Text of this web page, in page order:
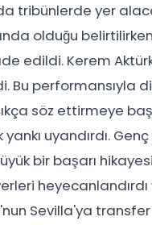
tribünlerde yer
olduğu
Kerem
Bu performansıyla
söz ettirmeye
uyandırdı.
bir başarı
Sevilla'ya